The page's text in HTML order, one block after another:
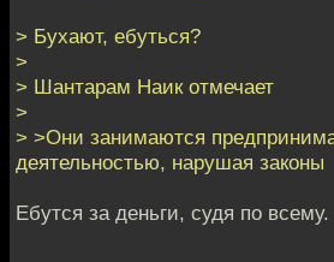
> Бухают, ебуться?
>
> Шантарам Наик отмечает
>
> >Они занимаются
деятельностью, нарушая законы
Ебутся за деньги, судя по всему.